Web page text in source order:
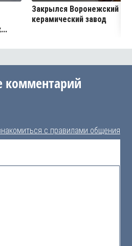
Закрылся Воронежский
керамический завод
комментарий
с правилами общения